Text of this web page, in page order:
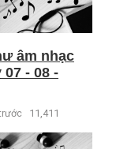
âm nhạc
07 - 08 -
11,411